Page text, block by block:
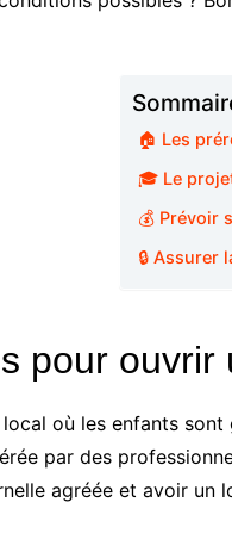
🏠 Les
🎓 Le
💰 Prévoir
🔒 Assurer
pour ouvrir
local où les enfants
par des
agréée et avoir un